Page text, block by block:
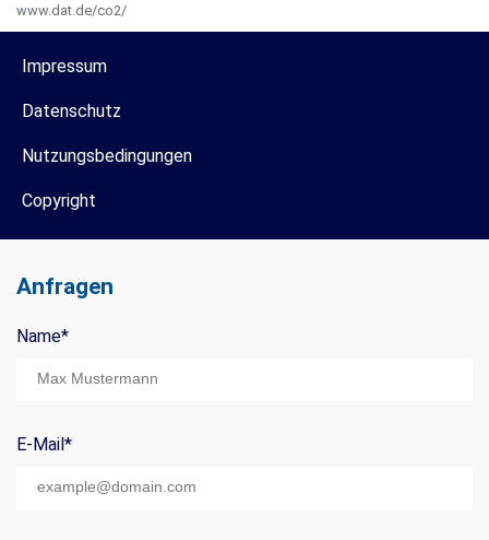
www.dat.de/co2/
Impressum
Datenschutz
Nutzungsbedingungen
Copyright
Anfragen
Mail Title:
Name*
E-Mail*